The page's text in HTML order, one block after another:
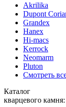
Akrilika
Dupont
Grandex
Hanex
Hi-macs
Kerrock
Neomarm
Pluton
Смотреть
Каталог
кварцевого камня: